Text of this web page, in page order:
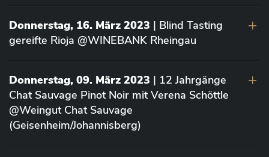
Donnerstag, 16. März 2023 | Blind Tasting
gereifte Rioja @WINEBANK Rheingau
Donnerstag, 09. März 2023 | 12 Jahrgänge
Chat Sauvage Pinot Noir mit Verena Schöttle
@Weingut Chat Sauvage
(Geisenheim/Johannisberg)